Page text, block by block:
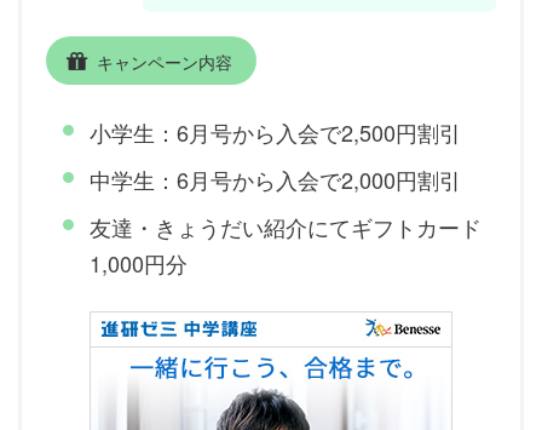
キャンペーン内容
小学生：6月号から入会で2,500円割引
中学生：6月号から入会で2,000円割引
友達・きょうだい紹介にてギフトカード
1,000円分